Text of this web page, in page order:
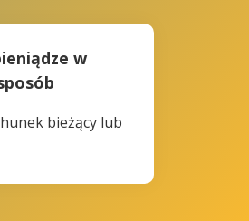
w
bieżący lub